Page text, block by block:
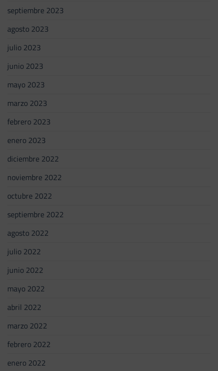
septiembre 2023
agosto 2023
julio 2023
junio 2023
mayo 2023
marzo 2023
febrero 2023
enero 2023
diciembre 2022
noviembre 2022
octubre 2022
septiembre 2022
agosto 2022
julio 2022
junio 2022
mayo 2022
abril 2022
marzo 2022
febrero 2022
enero 2022